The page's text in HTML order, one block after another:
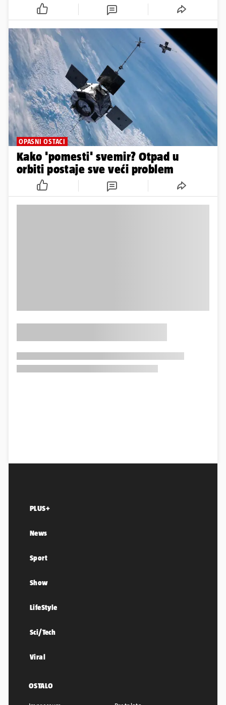
OPASNI OSTACI
Kako 'pomesti' svemir? Otpad u
orbiti postaje sve veći problem
PLUS+
News
Sport
Show
LifeStyle
Sci/Tech
Viral
OSTALO